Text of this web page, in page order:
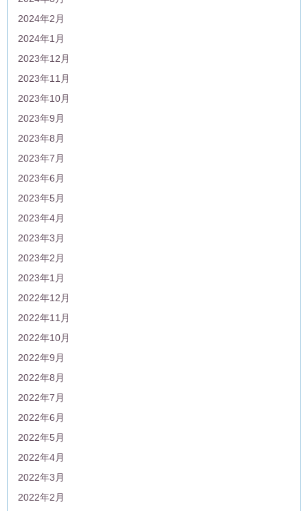
2024年2月
2024年1月
2023年12月
2023年11月
2023年10月
2023年9月
2023年8月
2023年7月
2023年6月
2023年5月
2023年4月
2023年3月
2023年2月
2023年1月
2022年12月
2022年11月
2022年10月
2022年9月
2022年8月
2022年7月
2022年6月
2022年5月
2022年4月
2022年3月
2022年2月